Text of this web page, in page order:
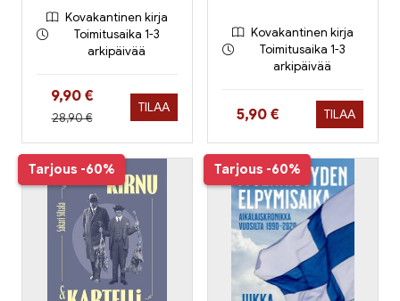
Kovakantinen kirja
Toimitusaika 1-3
arkipäivää
Hinta nyt
9,90 €
Hinta aiemmin
28,90 €
TILAA
Kovakantinen kirja
Toimitusaika 1-3
arkipäivää
Hinta nyt
5,90 € TILAA
Tarjous -60% Tarjous -60%